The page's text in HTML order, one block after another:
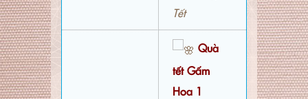
Tết
Quà
tết Gấm
Hoa 1